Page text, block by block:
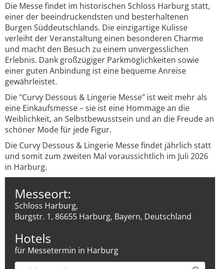
Die Messe findet im historischen Schloss Harburg statt,
einer der beeindruckendsten und besterhaltenen
Burgen Süddeutschlands. Die einzigartige Kulisse
verleiht der Veranstaltung einen besonderen Charme
und macht den Besuch zu einem unvergesslichen
Erlebnis. Dank großzügiger Parkmöglichkeiten sowie
einer guten Anbindung ist eine bequeme Anreise
gewährleistet.
Die "Curvy Dessous & Lingerie Messe" ist weit mehr als
eine Einkaufsmesse – sie ist eine Hommage an die
Weiblichkeit, an Selbstbewusstsein und an die Freude an
schöner Mode für jede Figur.
Die Curvy Dessous & Lingerie Messe findet jährlich statt
und somit zum zweiten Mal voraussichtlich im Juli 2026
in Harburg.
Messeort:
Schloss Harburg,
Burgstr. 1, 86655 Harburg, Bayern, Deutschland
Hotels
für Messetermin in Harburg